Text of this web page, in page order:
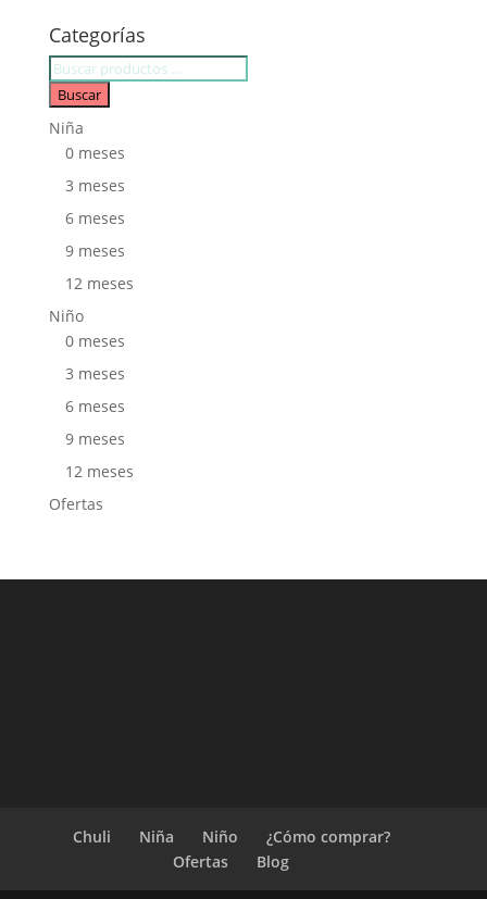
Categorías
Búsqueda
de
productos
Buscar
Niña
0 meses
3 meses
6 meses
9 meses
12 meses
Niño
0 meses
3 meses
6 meses
9 meses
12 meses
Ofertas
Chuli Niña Niño
¿Cómo comprar?
Ofertas
Blog